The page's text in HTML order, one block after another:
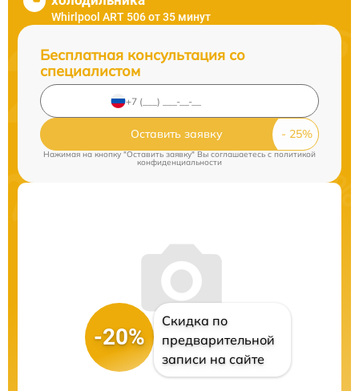
Whirlpool ART 506 от 35 минут
Бесплатная консультация со
специалистом
Оставить заявку
Нажимая на кнопку "Оставить заявку" Вы соглашаетесь c политикой
конфиденциальности
-20%
Скидка по
предварительной
записи на сайте